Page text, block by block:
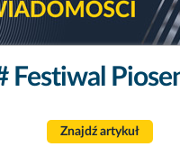
Festiwal
Znajdź artykuł